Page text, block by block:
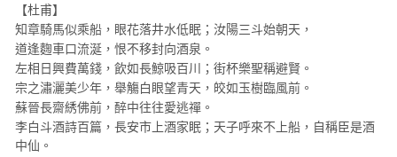
【杜甫】
知章騎馬似乘船，眼花落井水低眠；汝陽三斗始朝天，
道逢麴車口流涎，恨不移封向酒泉。
左相日興費萬錢，飲如長鯨吸百川；街杯樂聖稱避賢。
宗之潚灑美少年，舉觴白眼望青天，皎如玉樹臨風前。
蘇晉長齋綉佛前，醉中往往愛逃禪。
李白斗酒詩百篇，長安市上酒家眠；天子呼來不上船，自稱臣是酒
中仙。